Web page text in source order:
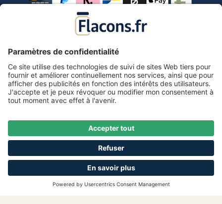
Tous les prix s'entendent TVA comprise.
Tous les prix incluent la TVA, plus les frais d'expédition
et les éventuels frais de livraison, sauf indication
contraire.
Mentions légales
Information & formulaire de rétractation
CGV avec informations aux clients
Déclaration de confidentialité